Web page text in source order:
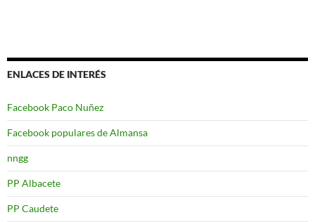
ENLACES DE INTERÉS
Facebook Paco Nuñez
Facebook populares de Almansa
nngg
PP Albacete
PP Caudete